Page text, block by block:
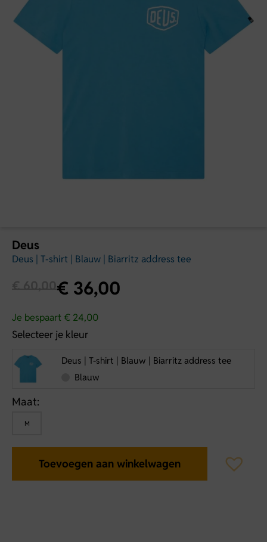
Deus
Deus | T-shirt | Blauw | Biarritz address tee
€ 36,00
Je bespaart € 24,00
Selecteer je kleur
Deus | T-shirt | Blauw | Biarritz address tee
Blauw
Maat:
M
Toevoegen aan winkelwagen